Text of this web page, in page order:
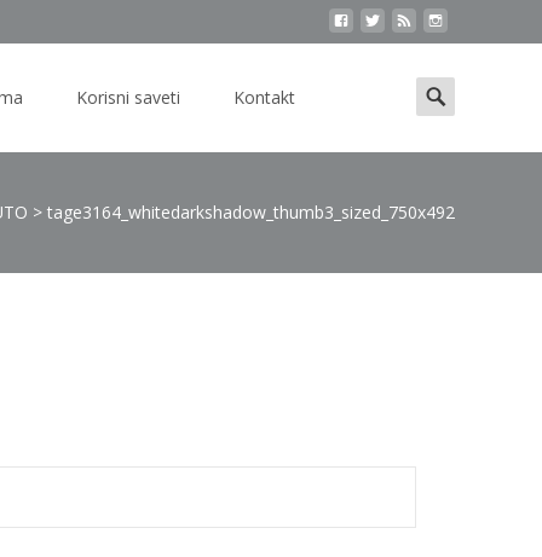
Korisni saveti Kontakt
Search
for:
> tage3164_whitedarkshadow_thumb3_sized_750x492